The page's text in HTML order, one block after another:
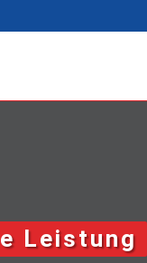
Leistung